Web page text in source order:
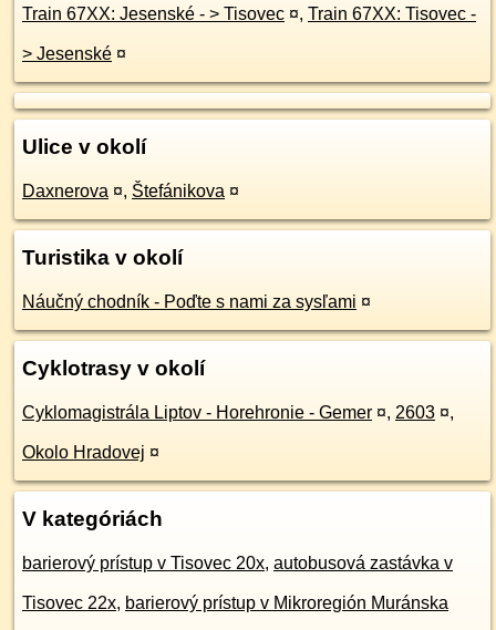
Train 67XX: Jesenské - > Tisovec ¤, Train 67XX: Tisovec -
> Jesenské ¤
Ulice v okolí
Daxnerova ¤, Štefánikova ¤
Turistika v okolí
Náučný chodník - Poďte s nami za sysľami ¤
Cyklotrasy v okolí
Cyklomagistrála Liptov - Horehronie - Gemer ¤, 2603 ¤,
Okolo Hradovej ¤
V kategóriách
barierový prístup v Tisovec 20x, autobusová zastávka v
Tisovec 22x, barierový prístup v Mikroregión Muránska